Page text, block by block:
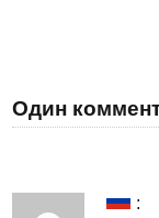
Один
: